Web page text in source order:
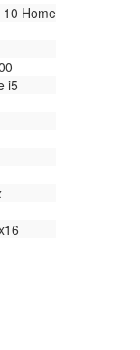
10 Home
i5